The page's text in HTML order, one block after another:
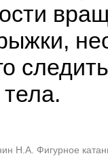
Н.А. Фигурное